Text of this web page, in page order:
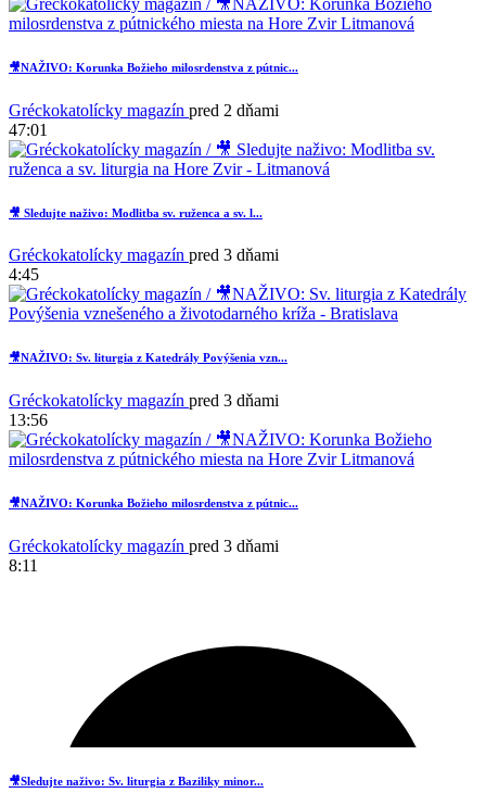
🎥NAŽIVO: Korunka Božieho milosrdenstva z pútnic...
Gréckokatolícky magazín pred 2 dňami
47:01
🎥 Sledujte naživo: Modlitba sv. ruženca a sv. l...
Gréckokatolícky magazín pred 3 dňami
4:45
🎥NAŽIVO: Sv. liturgia z Katedrály Povýšenia vzn...
Gréckokatolícky magazín pred 3 dňami
13:56
🎥NAŽIVO: Korunka Božieho milosrdenstva z pútnic...
Gréckokatolícky magazín pred 3 dňami
8:11
🎥Sledujte naživo: Sv. liturgia z Baziliky minor...